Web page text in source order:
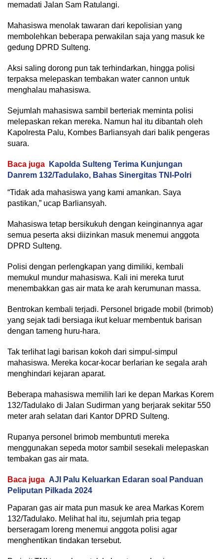
memadati Jalan Sam Ratulangi.
Mahasiswa menolak tawaran dari kepolisian yang
membolehkan beberapa perwakilan saja yang masuk ke
gedung DPRD Sulteng.
Aksi saling dorong pun tak terhindarkan, hingga polisi
terpaksa melepaskan tembakan water cannon untuk
menghalau mahasiswa.
Sejumlah mahasiswa sambil berteriak meminta polisi
melepaskan rekan mereka. Namun hal itu dibantah oleh
Kapolresta Palu, Kombes Barliansyah dari balik pengeras
suara.
Baca juga
Kapolda Sulteng Terima Kunjungan
Danrem 132/Tadulako, Bahas Sinergitas TNI-Polri
“Tidak ada mahasiswa yang kami amankan. Saya
pastikan,” ucap Barliansyah.
Mahasiswa tetap bersikukuh dengan keinginannya agar
semua peserta aksi diizinkan masuk menemui anggota
DPRD Sulteng.
Polisi dengan perlengkapan yang dimiliki, kembali
memukul mundur mahasiswa. Kali ini mereka turut
menembakkan gas air mata ke arah kerumunan massa.
Bentrokan kembali terjadi. Personel brigade mobil (brimob)
yang sejak tadi bersiaga ikut keluar membentuk barisan
dengan tameng huru-hara.
Tak terlihat lagi barisan kokoh dari simpul-simpul
mahasiswa. Mereka kocar-kocar berlarian ke segala arah
menghindari kejaran aparat.
Beberapa mahasiswa memilih lari ke depan Markas Korem
132/Tadulako di Jalan Sudirman yang berjarak sekitar 550
meter arah selatan dari Kantor DPRD Sulteng.
Rupanya personel brimob membuntuti mereka
menggunakan sepeda motor sambil sesekali melepaskan
tembakan gas air mata.
Baca juga AJI Palu Keluarkan Edaran soal Panduan
Peliputan Pilkada 2024
Paparan gas air mata pun masuk ke area Markas Korem
132/Tadulako. Melihat hal itu, sejumlah pria tegap
berseragam loreng menemui anggota polisi agar
menghentikan tindakan tersebut.